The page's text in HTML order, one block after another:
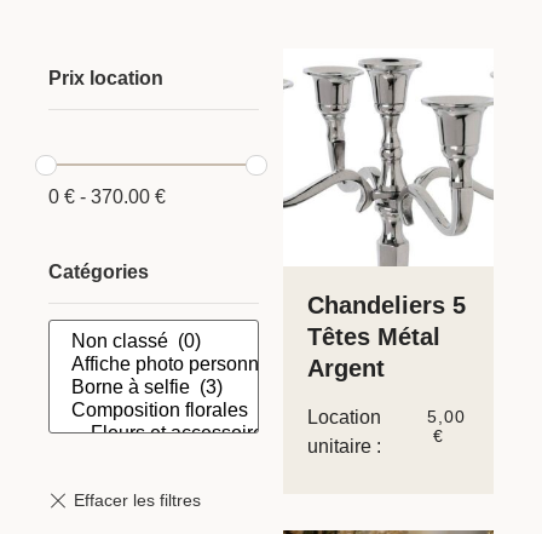
Prix location
0 € - 370.00 €
Catégories
Chandeliers 5
Têtes Métal
Argent
Location
unitaire :
5,00
€